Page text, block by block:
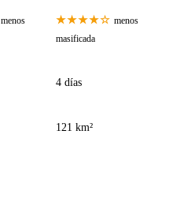
menos
★★★★☆ menos
masificada
4 días
121 km²